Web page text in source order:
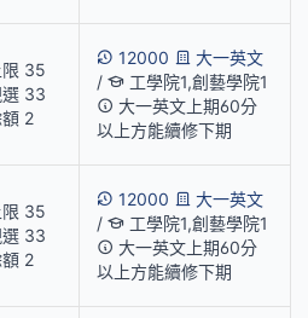
限 35
33
2
12000
大一英文
/
工學院1,創藝學院1
大一英文上期60分
以上方能續修下期
限 35
33
2
12000
大一英文
/
工學院1,創藝學院1
大一英文上期60分
以上方能續修下期